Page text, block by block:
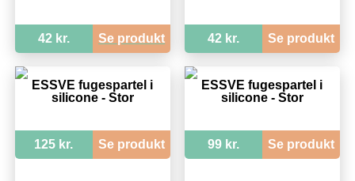
42 kr. Se produkt 42 kr. Se produkt
ESSVE fugespartel i
silicone - Stor
125 kr. Se produkt
ESSVE fugespartel i
silicone - Stor
99 kr. Se produkt